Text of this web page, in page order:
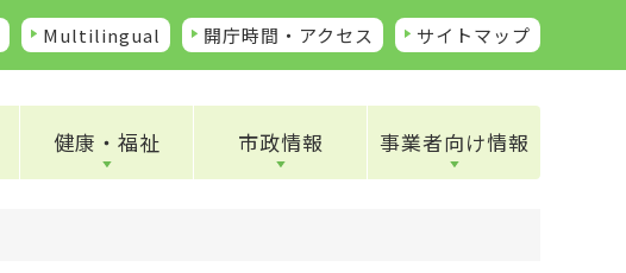
Multilingual 開庁時間・アクセス サイトマップ
健康・福祉 市政情報 事業者向け情報